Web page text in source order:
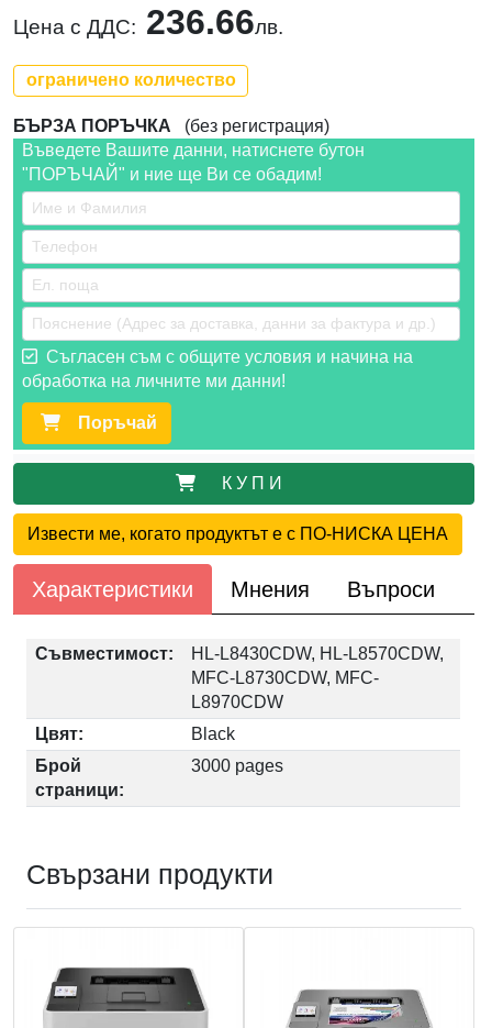
Цена с ДДС: 236.66лв.
ограничено количество
БЪРЗА ПОРЪЧКА (без регистрация)
Въведете Вашите данни, натиснете бутон
"ПОРЪЧАЙ" и ние ще Ви се обадим!
Съгласен съм с общите условия и начина на
обработка на личните ми данни!
Поръчай
К У П И
Извести ме, когато продуктът е с ПО-НИСКА ЦЕНА
Характеристики Мнения Въпроси
Съвместимост:
HL-L8430CDW, HL-L8570CDW,
MFC-L8730CDW, MFC-
L8970CDW
Цвят:
Black
Брой
страници:
3000 pages
Свързани продукти